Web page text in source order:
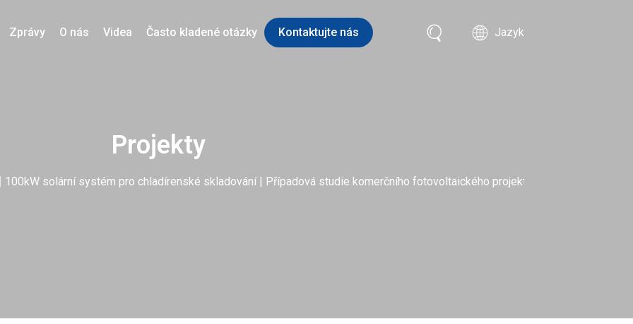
Zprávy O nás Videa Často kladené otázky Kontaktujte nás Jazyk
Projekty
| 100kW solární systém pro chladírenské skladování | Případová studie komerčního fotovoltaického projektu